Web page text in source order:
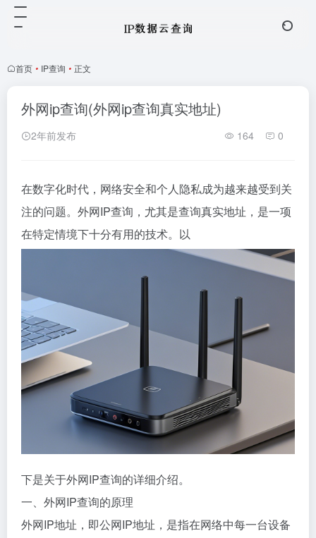
首页 • IP查询 • 正文
外网ip查询(外网ip查询真实地址)
2年前发布 164 0
在数字化时代，网络安全和个人隐私成为越来越受到关
注的问题。外网IP查询，尤其是查询真实地址，是一项
在特定情境下十分有用的技术。以
下是关于外网IP查询的详细介绍。
一、外网IP查询的原理
外网IP地址，即公网IP地址，是指在网络中每一台设备